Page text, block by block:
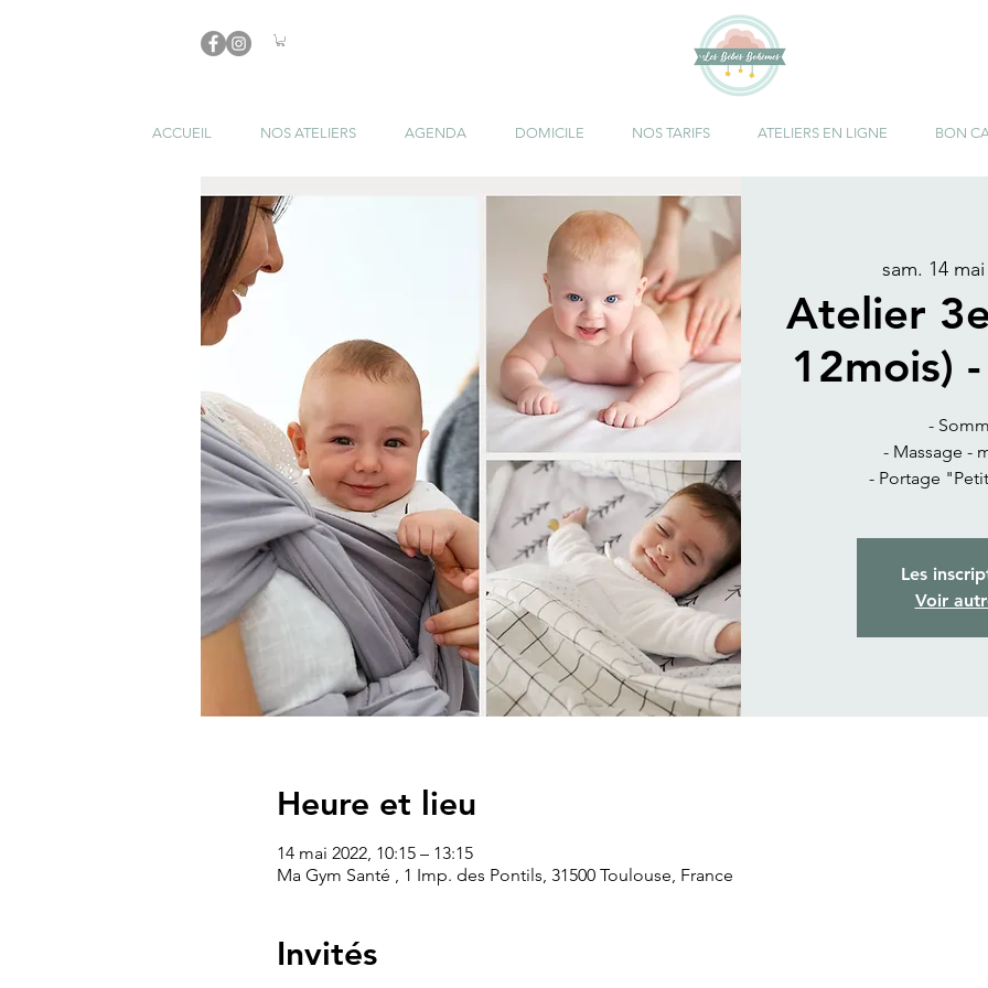
ACCUEIL NOS ATELIERS AGENDA DOMICILE NOS TARIFS ATELIERS EN LIGNE BON
sam. 14 mai
Atelier
12mois)
-
- Massage -
- Portage
Les
Voir
Heure et lieu
14 mai 2022, 10:15 – 13:15
Ma Gym Santé , 1 Imp. des Pontils, 31500 Toulouse, France
Invités